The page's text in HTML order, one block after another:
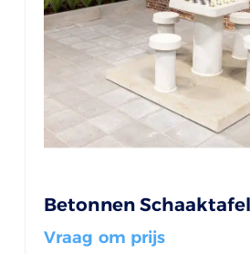
Betonnen Schaaktafel
Vraag om prijs